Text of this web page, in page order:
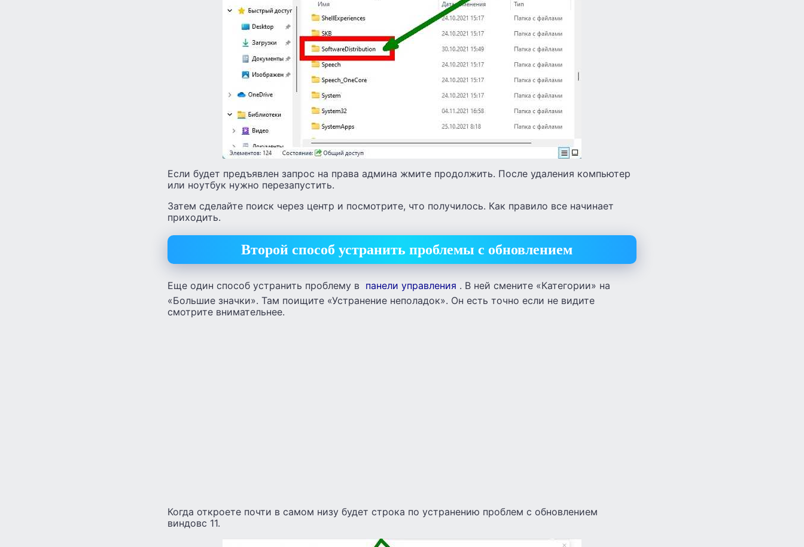
Если будет предъявлен запрос на права админа жмите продолжить. После удаления компьютер
или ноутбук нужно перезапустить.
Затем сделайте поиск через центр и посмотрите, что получилось. Как правило все начинает
приходить.
Второй способ устранить проблемы с обновлением
Еще один способ устранить проблему в панели управления . В ней смените «Категории» на
«Большие значки». Там поищите «Устранение неполадок». Он есть точно если не видите
смотрите внимательнее.
Когда откроете почти в самом низу будет строка по устранению проблем с обновлением
виндовс 11.